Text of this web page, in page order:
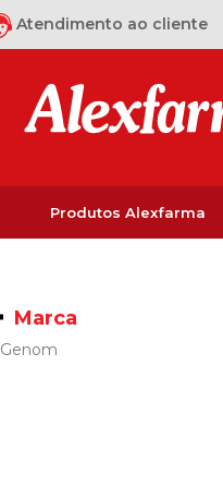
Atendimento ao cliente
Produtos Alexfarma
Marca
Genom